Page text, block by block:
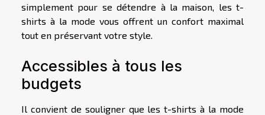
simplement pour se détendre à la maison, les t-
shirts à la mode vous offrent un confort maximal
tout en préservant votre style.
Accessibles à tous les
budgets
Il convient de souligner que les t-shirts à la mode